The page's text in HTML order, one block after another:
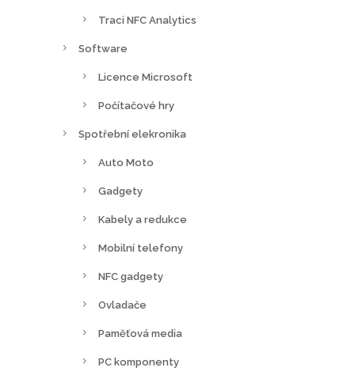
Traci NFC Analytics
Software
Licence Microsoft
Počítačové hry
Spotřební elekronika
Auto Moto
Gadgety
Kabely a redukce
Mobilní telefony
NFC gadgety
Ovladače
Paměťová media
PC komponenty